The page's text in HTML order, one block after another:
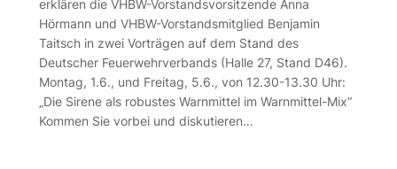
erklären die VHBW-Vorstandsvorsitzende Anna
Hörmann und VHBW-Vorstandsmitglied Benjamin
Taitsch in zwei Vorträgen auf dem Stand des
Deutscher Feuerwehrverbands (Halle 27, Stand D46).
Montag, 1.6., und Freitag, 5.6., von 12.30-13.30 Uhr:
„Die Sirene als robustes Warnmittel im Warnmittel-Mix“
Kommen Sie vorbei und diskutieren…